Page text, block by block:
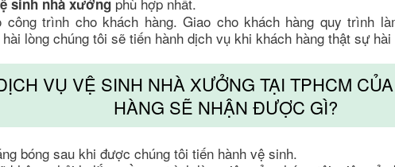
sinh nhà xưởng
công trình cho khách hàng. Giao cho khách hàng quy trình
lòng chúng tôi sẽ tiến hành dịch vụ khi khách hàng thật sự hài
VỤ VỆ SINH NHÀ XƯỞNG TẠI TPHCM
HÀNG SẼ NHẬN ĐƯỢC GÌ?
bóng sau khi được chúng tôi tiến hành vệ sinh.